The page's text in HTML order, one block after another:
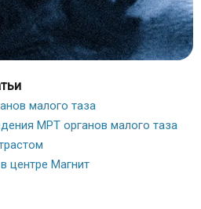
малого таза
МРТ органов малого таза
центре Магнит